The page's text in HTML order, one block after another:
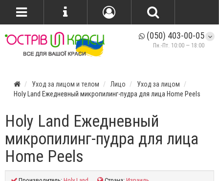
(050) 403-00-05
Пн.-Пт. 10:00 — 18:00
Уход за лицом и телом Лицо
Уход за лицом
Holy Land Ежедневный микропилинг-пудра для лица Home Peels
Holy Land Ежедневный
микропилинг-пудра для лица
Home Peels